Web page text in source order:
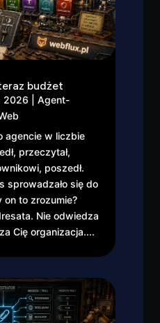
budżet
2026
Agent-
agencie w liczbie
przeczytał,
poszedł.
sprowadzało się do
to zrozumie?
Nie odwiedza
Cię organizacja....